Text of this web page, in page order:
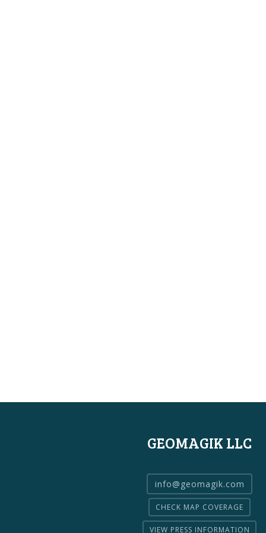
GEOMAGIK LLC
info@geomagik.com
CHECK MAP COVERAGE
VIEW PRESS INFORMATION